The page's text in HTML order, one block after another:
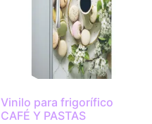
Vinilo para frigorífico
CAFÉ Y PASTAS